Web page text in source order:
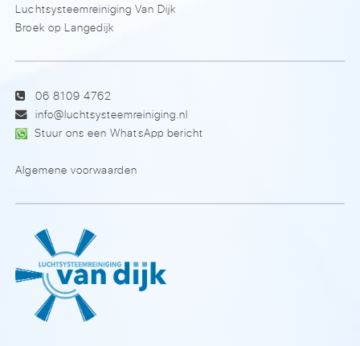
Luchtsysteemreiniging Van Dijk
Broek op Langedijk
06 8109 4762
info@luchtsysteemreiniging.nl
Stuur ons een WhatsApp bericht
Algemene voorwaarden